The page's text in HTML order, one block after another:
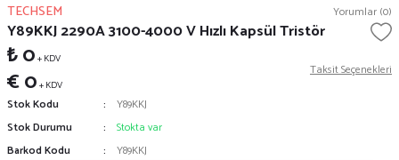
TECHSEM Yorumlar (0)
Y89KKJ 2290A 3100-4000 V Hızlı Kapsül Tristör
₺ 0+ KDV
€ 0+ KDV
Taksit Seçenekleri
Stok Kodu
Y89KKJ
Stok Durumu
Stokta var
Barkod Kodu
Y89KKJ